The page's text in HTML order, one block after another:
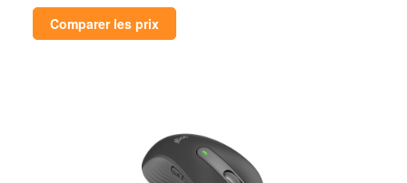
Comparer les prix